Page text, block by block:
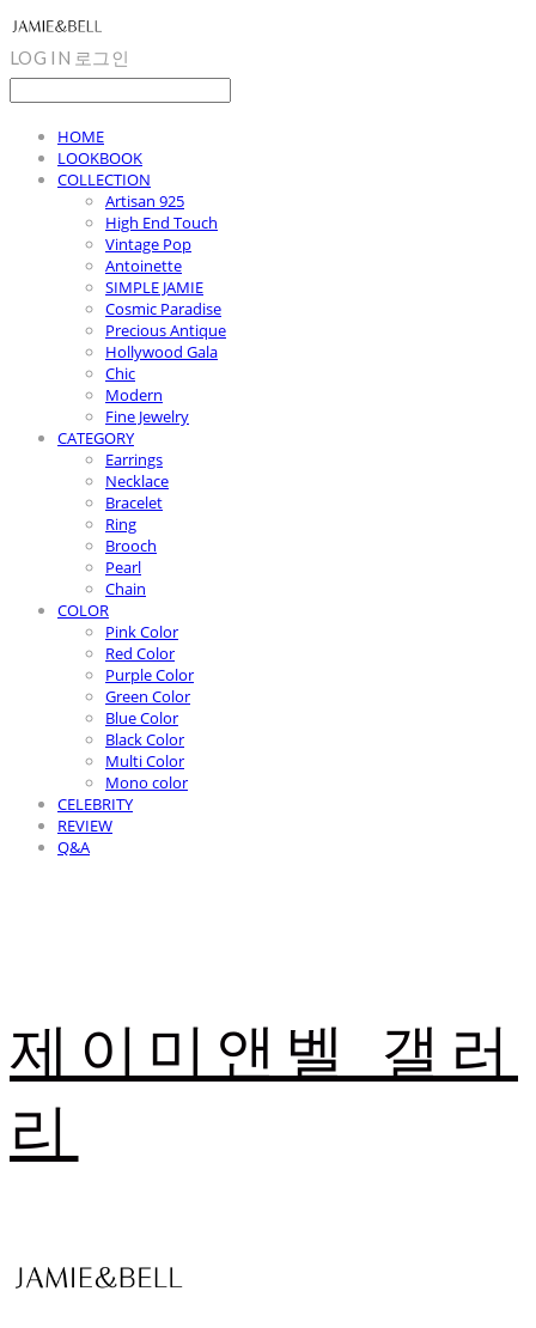
LOG IN 로그인
HOME
LOOKBOOK
COLLECTION
Artisan 925
High End Touch
Vintage Pop
Antoinette
SIMPLE JAMIE
Cosmic Paradise
Precious Antique
Hollywood Gala
Chic
Modern
Fine Jewelry
CATEGORY
Earrings
Necklace
Bracelet
Ring
Brooch
Pearl
Chain
COLOR
Pink Color
Red Color
Purple Color
Green Color
Blue Color
Black Color
Multi Color
Mono color
CELEBRITY
REVIEW
Q&A
제이미앤벨 갤러
리